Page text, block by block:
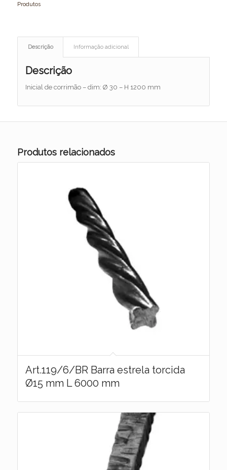
Produtos
Descrição Informação adicional
Descrição
Inicial de corrimão – dim: Ø 30 – H 1200 mm
Produtos relacionados
Art.119/6/BR Barra estrela torcida
Ø15 mm L 6000 mm